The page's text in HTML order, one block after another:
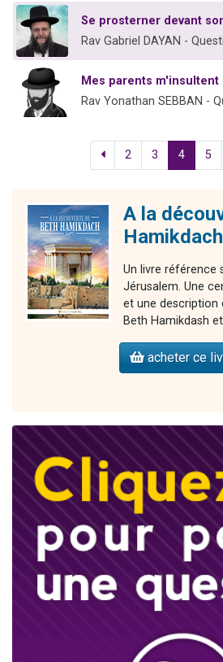
Se prosterner devant
Rav Gabriel DAYAN -
Mes parents m'insultent
Rav Yonathan SEBBAN -
2 3 4 5
A la
Hamikdach
Un livre référence
Jérusalem. Une
et une description
Beth Hamikdash
acheter ce